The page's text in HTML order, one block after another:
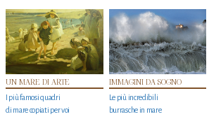
UN MARE DI ARTE
I più famosi quadri
di mare copiati per voi
IMMAGINI DA SOGNO
Le più incredibili
burrasche in mare